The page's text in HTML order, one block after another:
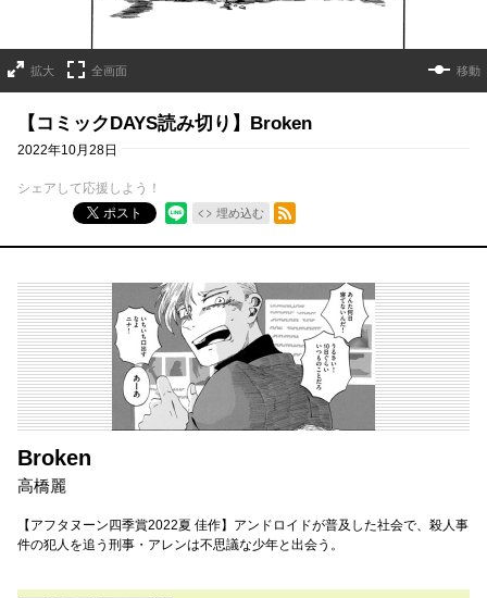
拡大 全画面 移動
【コミックDAYS読み切り】Broken
2022年10月28日
シェアして応援しよう！
ポスト
埋め込む
RSSフィード
Broken
高橋麗
【アフタヌーン四季賞2022夏 佳作】アンドロイドが普及した社会で、殺人事
件の犯人を追う刑事・アレンは不思議な少年と出会う。